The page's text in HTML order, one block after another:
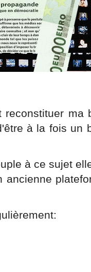
ma
à la fois un
à ce sujet
ancienne